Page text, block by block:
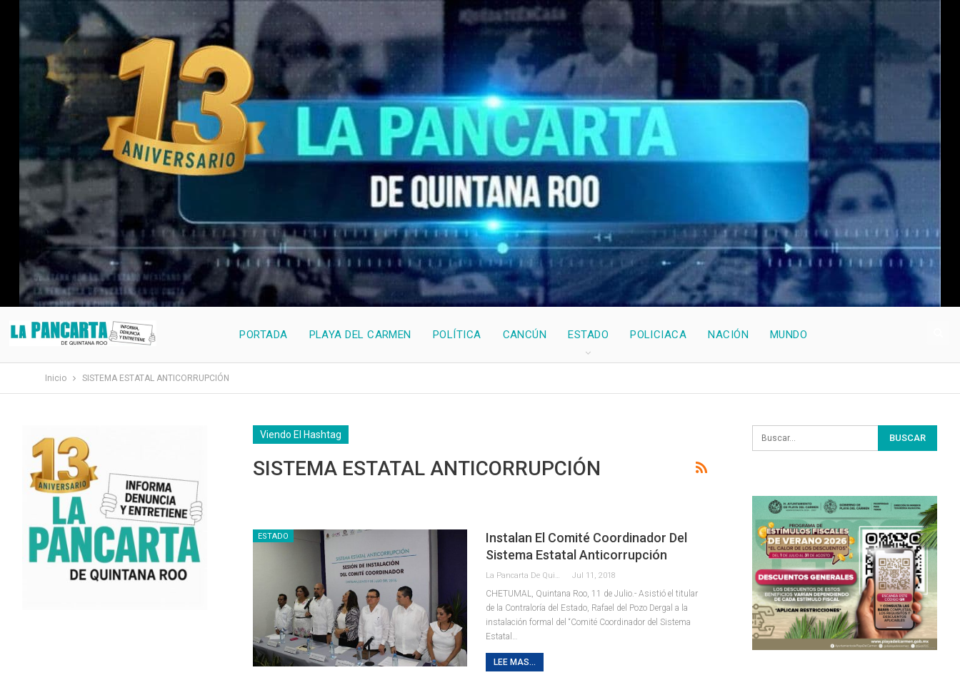
PORTADA PLAYA DEL CARMEN POLÍTICA CANCÚN ESTADO POLICIACA NACIÓN MUNDO
Inicio SISTEMA ESTATAL ANTICORRUPCIÓN
Viendo El Hashtag
SISTEMA ESTATAL ANTICORRUPCIÓN
ESTADO
Instalan El Comité Coordinador Del
Sistema Estatal Anticorrupción
Jul 11, 2018
CHETUMAL, Quintana Roo, 11 de Julio.- Asistió el titular
de la Contraloría del Estado, Rafael del Pozo Dergal a la
instalación formal del “Comité Coordinador del Sistema
Estatal…
LEE MAS...